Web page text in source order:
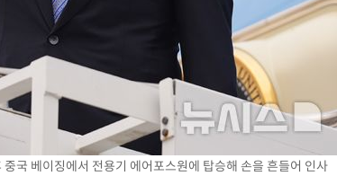
국 베이징에서 전용기 에어포스원에 탑승해 손을 흔들어 인사